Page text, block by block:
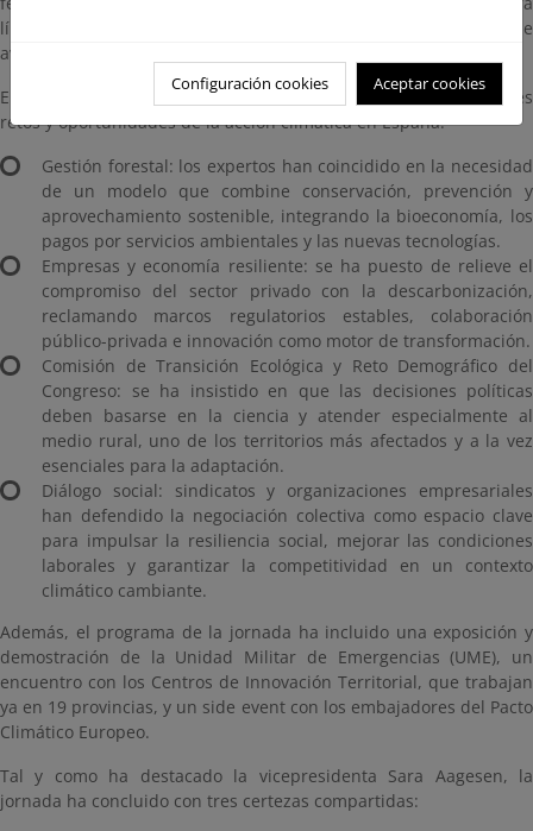
línea de adaptación y la voluntad del tejido empresarial de
avanzar hacia una economía descarbonizada y resiliente.
En paralelo, las mesas temáticas han abordado los principales
retos y oportunidades de la acción climática en España:
Gestión forestal: los expertos han coincidido en la necesidad
de un modelo que combine conservación, prevención y
aprovechamiento sostenible, integrando la bioeconomía, los
pagos por servicios ambientales y las nuevas tecnologías.
Empresas y economía resiliente: se ha puesto de relieve el
compromiso del sector privado con la descarbonización,
reclamando marcos regulatorios estables, colaboración
público-privada e innovación como motor de transformación.
Comisión de Transición Ecológica y Reto Demográfico del
Congreso: se ha insistido en que las decisiones políticas
deben basarse en la ciencia y atender especialmente al
medio rural, uno de los territorios más afectados y a la vez
esenciales para la adaptación.
Diálogo social: sindicatos y organizaciones empresariales
han defendido la negociación colectiva como espacio clave
para impulsar la resiliencia social, mejorar las condiciones
laborales y garantizar la competitividad en un contexto
climático cambiante.
Además, el programa de la jornada ha incluido una exposición y
demostración de la Unidad Militar de Emergencias (UME), un
encuentro con los Centros de Innovación Territorial, que trabajan
ya en 19 provincias, y un side event con los embajadores del Pacto
Climático Europeo.
Tal y como ha destacado la vicepresidenta Sara Aagesen, la
jornada ha concluido con tres certezas compartidas:
Configuración cookies Aceptar cookies